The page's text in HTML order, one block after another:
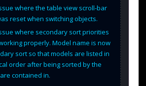
where the table view scroll-bar
reset when switching objects.
where secondary sort priorities
properly. Model name is now
sort so that models are listed in
order after being sorted by the
contained in.